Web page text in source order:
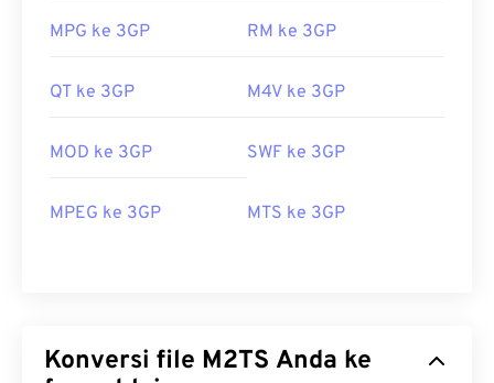
MPG ke 3GP RM ke 3GP
QT ke 3GP M4V ke 3GP
MOD ke 3GP SWF ke 3GP
MPEG ke 3GP MTS ke 3GP
Konversi file M2TS Anda ke